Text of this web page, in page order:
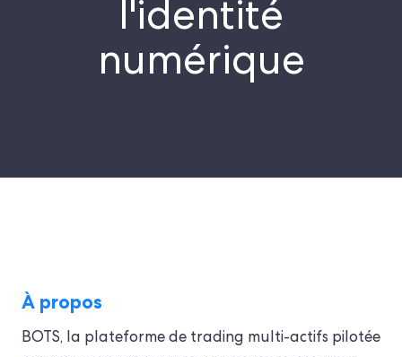
l'identité
numérique
À propos
BOTS, la plateforme de trading multi-actifs pilotée